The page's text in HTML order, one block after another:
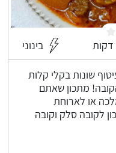
בינוני
מנצח 2 שיטות עיטוף שונות בקלי קלות
מתכון שאתם
או לארוחת
לקובה סלק וקובה